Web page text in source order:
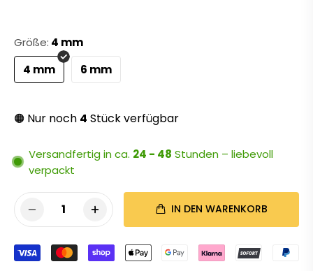
Größe: 4 mm
4 mm
6 mm
🟠 Nur noch 4 Stück verfügbar
Versandfertig in ca. 24 - 48 Stunden – liebevoll
verpackt
1 IN DEN WARENKORB